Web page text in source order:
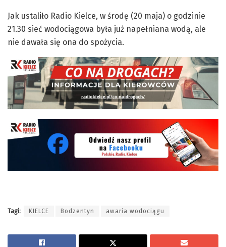
Jak ustaliło Radio Kielce, w środę (20 maja) o godzinie
21.30 sieć wodociągowa była już napełniana wodą, ale
nie dawała się ona do spożycia.
Tagi: KIELCE Bodzentyn awaria wodociągu